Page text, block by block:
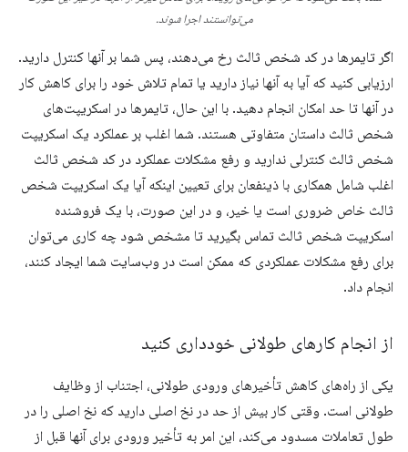
می‌توانستند اجرا شوند.
اگر تایمرها در کد شخص ثالث رخ می‌دهند، پس شما بر آنها کنترل دارید.
ارزیابی کنید که آیا به آنها نیاز دارید یا تمام تلاش خود را برای کاهش کار
در آنها تا حد امکان انجام دهید. با این حال، تایمرها در اسکریپت‌های
شخص ثالث داستان متفاوتی هستند. شما اغلب بر عملکرد یک اسکریپت
شخص ثالث کنترلی ندارید و رفع مشکلات عملکرد در کد شخص ثالث
اغلب شامل همکاری با ذینفعان برای تعیین اینکه آیا یک اسکریپت شخص
ثالث خاص ضروری است یا خیر، و در این صورت، با یک فروشنده
اسکریپت شخص ثالث تماس بگیرید تا مشخص شود چه کاری می‌توان
برای رفع مشکلات عملکردی که ممکن است در وب‌سایت شما ایجاد کنند،
انجام داد.
از انجام کارهای طولانی خودداری کنید
یکی از راه‌های کاهش تأخیرهای ورودی طولانی، اجتناب از وظایف
طولانی است. وقتی کار بیش از حد در نخ اصلی دارید که نخ اصلی را در
طول تعاملات مسدود می‌کند، این امر به تأخیر ورودی برای آنها قبل از